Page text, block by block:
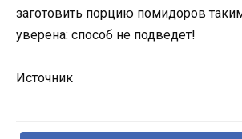
заготовить порцию помидоров
уверена: способ не подведет!
Источник